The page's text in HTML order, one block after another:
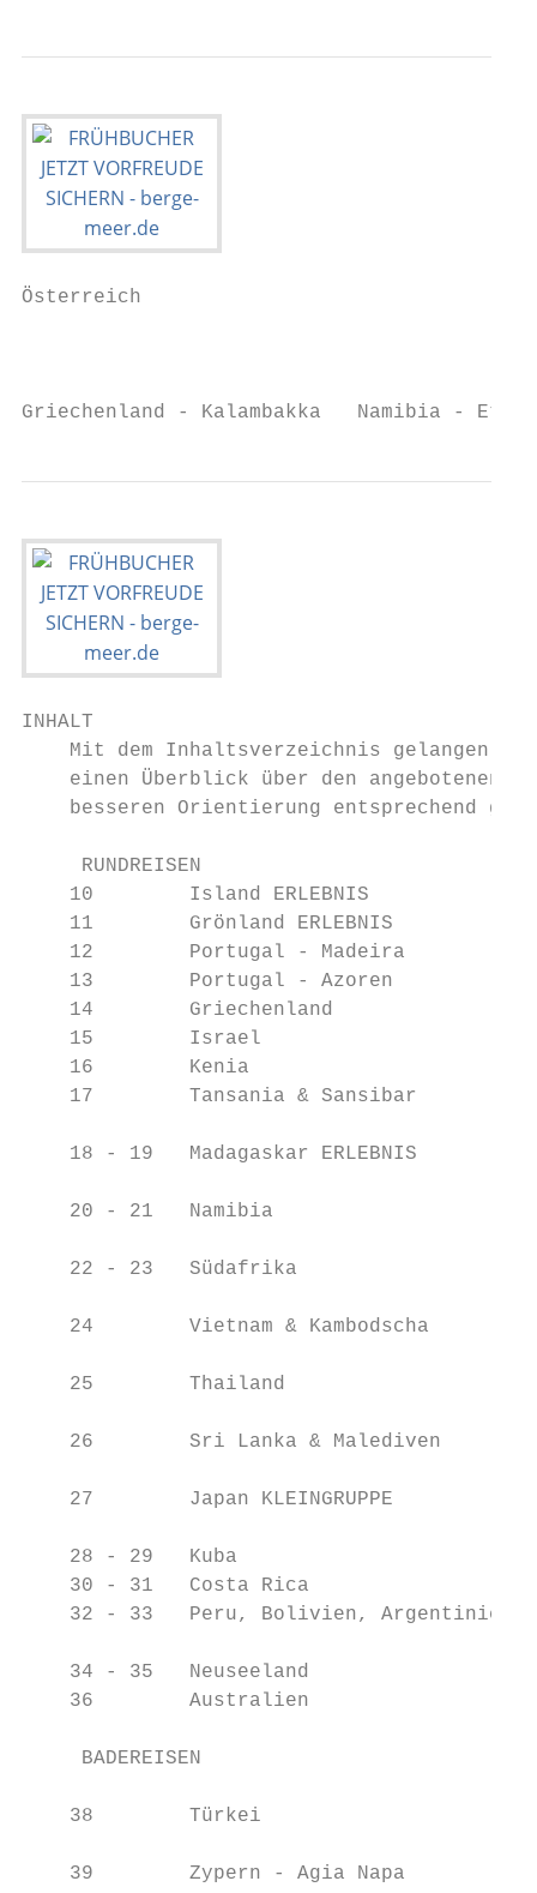
Österreich
Griechenland - Kalambakka   Namibia -
INHALT
Mit dem Inhaltsverzeichnis gelangen
einen Überblick über den angebotenen
besseren Orientierung entsprechend
RUNDREISEN
10        Island ERLEBNIS
11        Grönland ERLEBNIS
12        Portugal - Madeira
13        Portugal - Azoren
14        Griechenland
15        Israel
16        Kenia
17        Tansania & Sansibar
18 - 19   Madagaskar ERLEBNIS
20 - 21   Namibia
22 - 23   Südafrika
24        Vietnam & Kambodscha
25        Thailand
26        Sri Lanka & Malediven
27        Japan KLEINGRUPPE
28 - 29   Kuba
30 - 31   Costa Rica
32 - 33   Peru, Bolivien, Argentinien
34 - 35   Neuseeland
36        Australien
BADEREISEN
38        Türkei
39        Zypern - Agia Napa